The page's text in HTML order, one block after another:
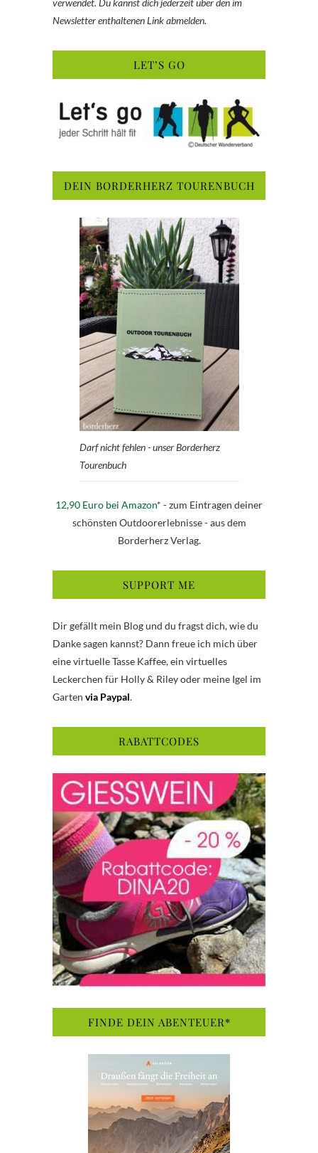
Newsletter enthaltenen Link abmelden.
LET’S GO
DEIN BORDERHERZ TOURENBUCH
Darf nicht fehlen - unser Borderherz
Tourenbuch
12,90 Euro bei Amazon* - zum Eintragen deiner
schönsten Outdoorerlebnisse - aus dem
Borderherz Verlag.
SUPPORT ME
Dir gefällt mein Blog und du fragst dich, wie du
Danke sagen kannst? Dann freue ich mich über
eine virtuelle Tasse Kaffee, ein virtuelles
Leckerchen für Holly & Riley oder meine Igel im
Garten via Paypal.
RABATTCODES
FINDE DEIN ABENTEUER*